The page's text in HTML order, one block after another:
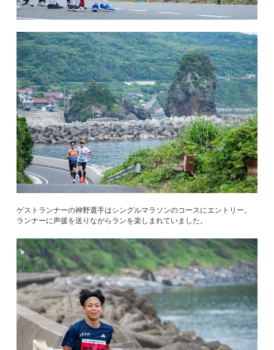
ゲストランナーの神野選手はシングルマラソンのコースにエントリー。
ランナーに声援を送りながらランを楽しまれていました。